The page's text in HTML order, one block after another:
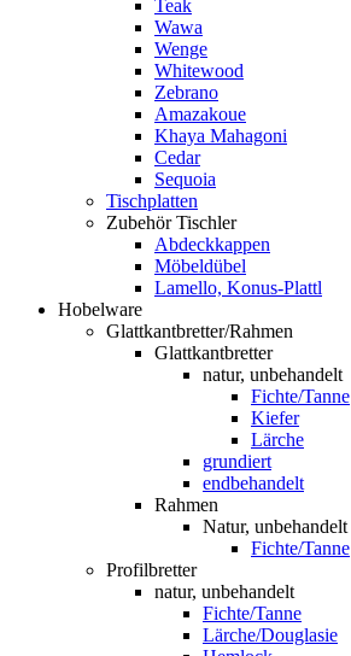
Teak
Wawa
Wenge
Whitewood
Zebrano
Amazakoue
Khaya Mahagoni
Cedar
Sequoia
Tischplatten
Zubehör Tischler
Abdeckkappen
Möbeldübel
Lamello, Konus-Plattl
Hobelware
Glattkantbretter/Rahmen
Glattkantbretter
natur, unbehandelt
Fichte/Tanne
Kiefer
Lärche
grundiert
endbehandelt
Rahmen
Natur, unbehandelt
Fichte/Tanne
Profilbretter
natur, unbehandelt
Fichte/Tanne
Lärche/Douglasie